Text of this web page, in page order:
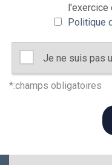
l'exercice
Politique
Je ne suis pas